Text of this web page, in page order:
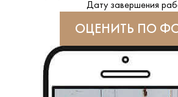
Дату завершения
ОЦЕНИТЬ ПО